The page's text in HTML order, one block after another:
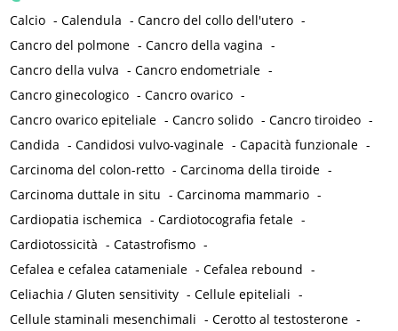
Calcio -Calendula -Cancro del collo dell'utero -
Cancro del polmone -Cancro della vagina -
Cancro della vulva -Cancro endometriale -
Cancro ginecologico -Cancro ovarico -
Cancro ovarico epiteliale -Cancro solido -Cancro tiroideo -
Candida -Candidosi vulvo-vaginale -Capacità funzionale -
Carcinoma del colon-retto -Carcinoma della tiroide -
Carcinoma duttale in situ -Carcinoma mammario -
Cardiopatia ischemica -Cardiotocografia fetale -
Cardiotossicità -Catastrofismo -
Cefalea e cefalea catameniale -Cefalea rebound -
Celiachia / Gluten sensitivity -Cellule epiteliali -
Cellule staminali mesenchimali -Cerotto al testosterone -